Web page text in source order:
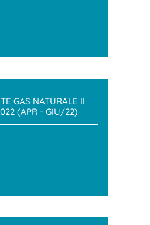
GAS NATURALE II
(APR - GIU/22)